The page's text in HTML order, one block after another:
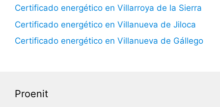
Certificado energético en Villarroya de la Sierra
Certificado energético en Villanueva de Jiloca
Certificado energético en Villanueva de Gállego
Proenit